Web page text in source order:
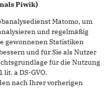
Piwik)
Matomo, um
und regelmäßig
gewonnenen Statistiken
und für Sie als Nutzer
für die Nutzung
lit. a DS-GVO.
nach Ihrer vorherigen